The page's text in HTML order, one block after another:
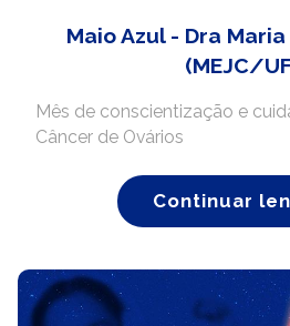
Maio Azul - Dra
(MEJC/
Mês de conscientização e
Câncer de Ovários
Continuar